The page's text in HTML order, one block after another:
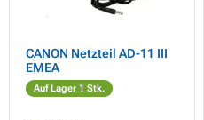
CANON Netzteil AD-11 III
EMEA
Auf Lager 1 Stk.